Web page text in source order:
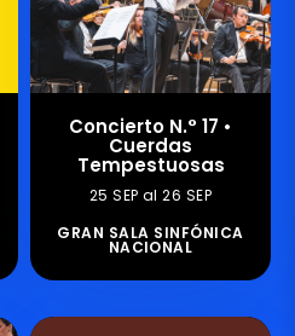
Concierto N.° 17 •
Cuerdas
Tempestuosas
25 SEP al 26 SEP
GRAN SALA SINFÓNICA
NACIONAL